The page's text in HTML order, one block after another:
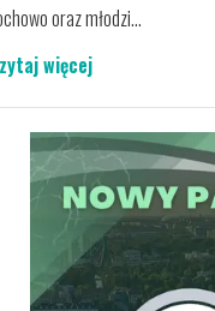
oraz młodzi...
więcej